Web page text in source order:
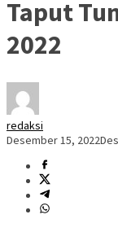
Taput
2022
redaksi
Desember 15, 2022